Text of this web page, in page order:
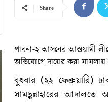
Share
পাবনা-২ আসনের আওয়ামী
অভিযোগে দায়ের করা মামলায়
বুধবার (২২ ফেব্রুয়ারি)
সামছুন্নাহারের